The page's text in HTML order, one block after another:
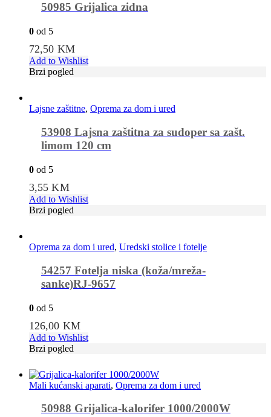
50985 Grijalica zidna
0 od 5
72,50 KM
Add to Wishlist
Brzi pogled
Lajsne zaštitne, Oprema za dom i ured
53908 Lajsna zaštitna za sudoper sa zašt.
limom 120 cm
0 od 5
3,55KM
Add to Wishlist
Brzi pogled
Oprema za dom i ured, Uredski stolice i fotelje
54257 Fotelja niska (koža/mreža-
sanke)RJ-9657
0 od 5
126,00 KM
Add to Wishlist
Brzi pogled
Mali kućanski aparati, Oprema za dom i ured
50988 Grijalica-kalorifer 1000/2000W